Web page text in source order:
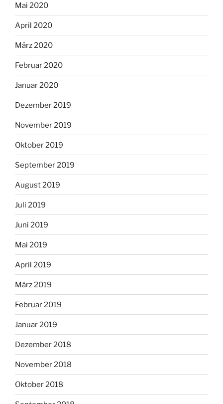
Mai 2020
April 2020
März 2020
Februar 2020
Januar 2020
Dezember 2019
November 2019
Oktober 2019
September 2019
August 2019
Juli 2019
Juni 2019
Mai 2019
April 2019
März 2019
Februar 2019
Januar 2019
Dezember 2018
November 2018
Oktober 2018